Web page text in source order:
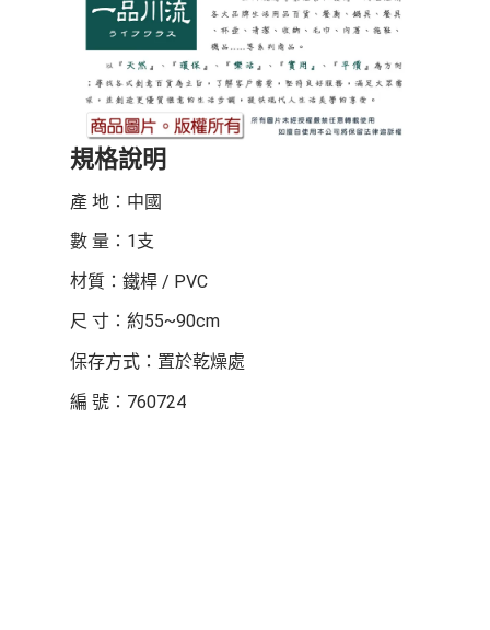
規格說明
產 地：中國
數 量：1支
材質：鐵桿 / PVC
尺 寸：約55~90cm
保存方式：置於乾燥處
編 號：760724